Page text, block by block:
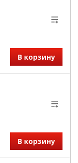
В корзину
В корзину